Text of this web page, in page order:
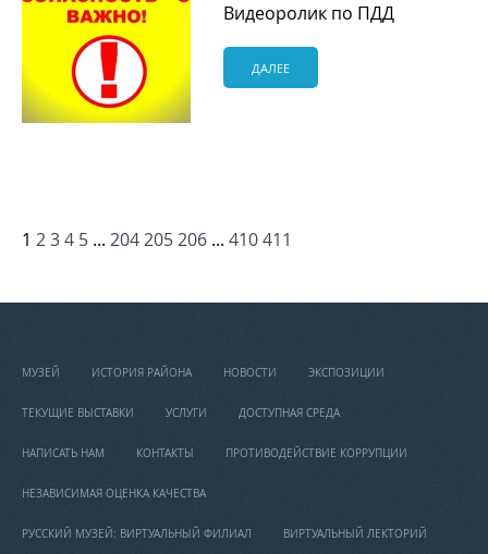
Видеоролик по ПДД
ДАЛЕЕ
1 234 5 ... 204205206 ... 410411
МУЗЕЙ ИСТОРИЯ РАЙОНА НОВОСТИ ЭКСПОЗИЦИИ
ТЕКУЩИЕ ВЫСТАВКИ УСЛУГИ ДОСТУПНАЯ СРЕДА
НАПИСАТЬ НАМ КОНТАКТЫ ПРОТИВОДЕЙСТВИЕ КОРРУПЦИИ
НЕЗАВИСИМАЯ ОЦЕНКА КАЧЕСТВА
РУССКИЙ МУЗЕЙ: ВИРТУАЛЬНЫЙ ФИЛИАЛ ВИРТУАЛЬНЫЙ ЛЕКТОРИЙ